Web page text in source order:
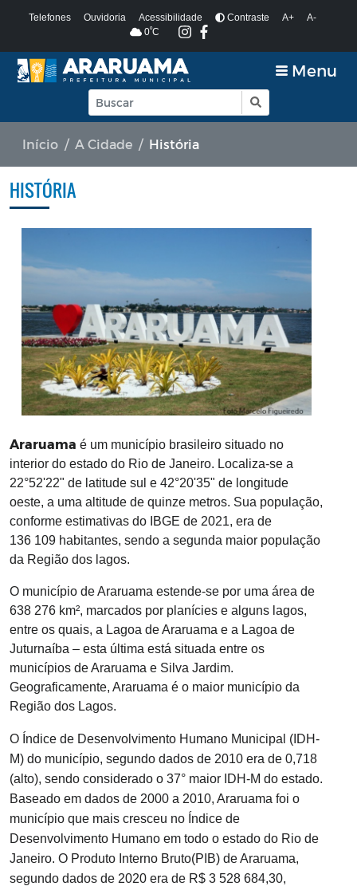
Telefones Ouvidoria Acessibilidade Contraste A+
A-
0ºC
Menu
Início A Cidade História
HISTÓRIA
Araruama é um município brasileiro situado no
interior do estado do Rio de Janeiro. Localiza-se a
22°52'22" de latitude sul e 42°20'35" de longitude
oeste, a uma altitude de quinze metros. Sua população,
conforme estimativas do IBGE de 2021, era de
136 109 habitantes, sendo a segunda maior população
da Região dos lagos.
O município de Araruama estende-se por uma área de
638 276 km², marcados por planícies e alguns lagos,
entre os quais, a Lagoa de Araruama e a Lagoa de
Juturnaíba – esta última está situada entre os
municípios de Araruama e Silva Jardim.
Geograficamente, Araruama é o maior município da
Região dos Lagos.
O Índice de Desenvolvimento Humano Municipal (IDH-
M) do município, segundo dados de 2010 era de 0,718
(alto), sendo considerado o 37° maior IDH-M do estado.
Baseado em dados de 2000 a 2010, Araruama foi o
município que mais cresceu no Índice de
Desenvolvimento Humano em todo o estado do Rio de
Janeiro. O Produto Interno Bruto(PIB) de Araruama,
segundo dados de 2020 era de R$ 3 528 684,30,